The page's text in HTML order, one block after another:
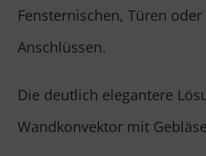
Fensternischen, Türen
Anschlüssen.
Die deutlich elegantere
Wandkonvektor mit